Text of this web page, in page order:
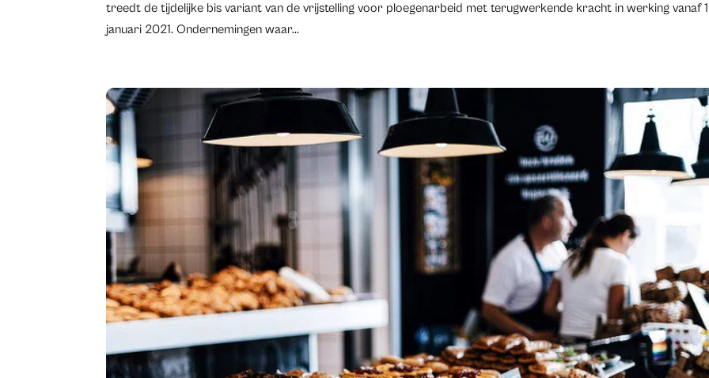
treedt de tijdelijke bis variant van de vrijstelling voor ploegenarbeid met terugwerkende kracht in werking vanaf 1
januari 2021. Ondernemingen waar...